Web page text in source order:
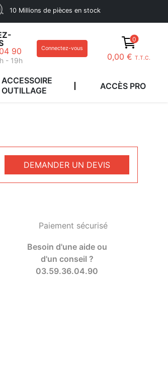
10 Millions de pièces en stock
90
- 19h
Connectez-vous
0
0,00 € T.T.C.
ACCESSOIRE
OUTILLAGE
ACCÈS PRO
DEMANDER UN DEVIS
Paiement sécurisé
Besoin d'une aide ou
d'un conseil ?
03.59.36.04.90